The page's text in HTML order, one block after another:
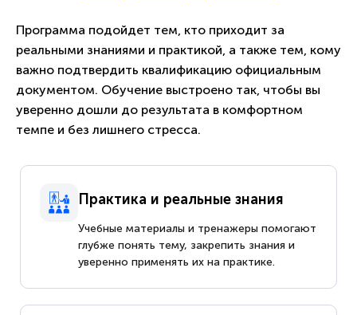
Программа подойдет тем, кто приходит за
реальными знаниями и практикой, а также тем, кому
важно подтвердить квалификацию официальным
документом. Обучение выстроено так, чтобы вы
уверенно дошли до результата в комфортном
темпе и без лишнего стресса.
Практика и реальные знания
Учебные материалы и тренажеры помогают
глубже понять тему, закрепить знания и
уверенно применять их на практике.